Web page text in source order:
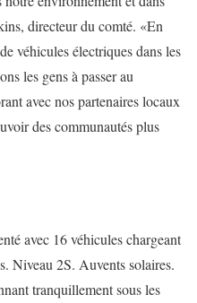
directeur du comté. «En
véhicules électriques dans les
les gens à passer au
avec nos partenaires locaux
des communautés plus
avec 16 véhicules chargeant
Niveau 2S. Auvents solaires.
tranquillement sous les